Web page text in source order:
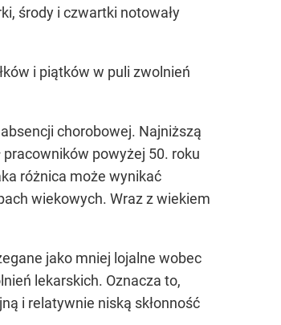
środy i czwartki notowały
i piątków w puli zwolnień
chorobowej. Najniższą
powyżej 50. roku
różnica może wynikać
wiekowych. Wraz z wiekiem
jako mniej lojalne wobec
lekarskich. Oznacza to,
i relatywnie niską skłonność